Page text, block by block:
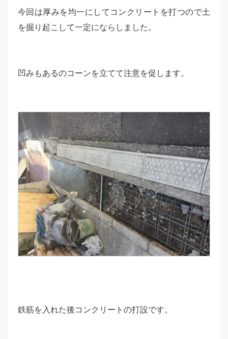
今回は厚みを均一にしてコンクリートを打つので土
を掘り起こして一定にならしました。
凹みもあるのコーンを立てて注意を促します。
鉄筋を入れた後コンクリートの打設です。